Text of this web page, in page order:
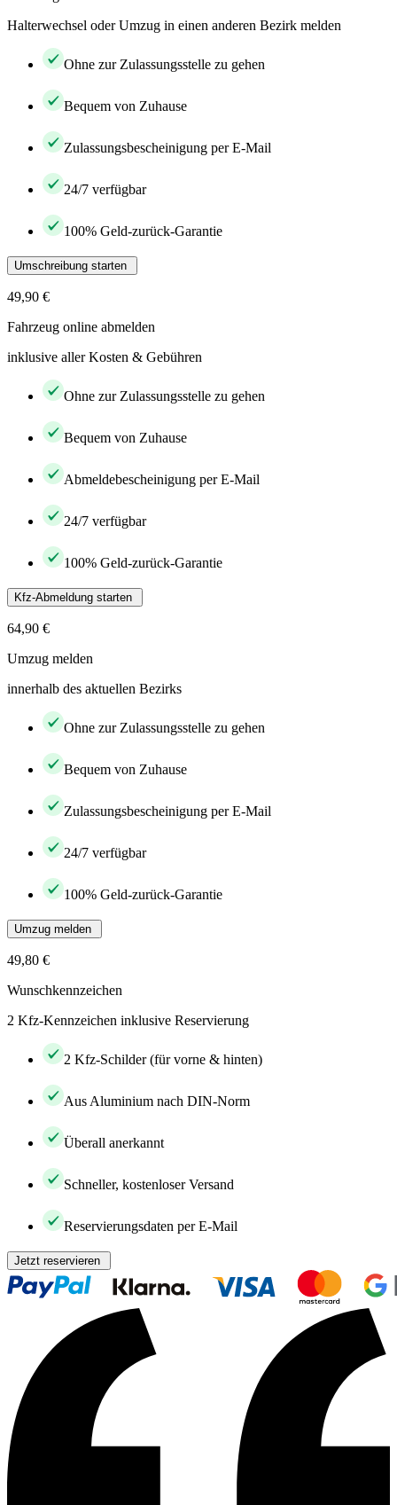
Halterwechsel oder Umzug in einen anderen Bezirk melden
Ohne zur Zulassungsstelle zu gehen
Bequem von Zuhause
Zulassungsbescheinigung per E-Mail
24/7 verfügbar
100% Geld-zurück-Garantie
Umschreibung starten
49,90 €
Fahrzeug online abmelden
inklusive aller Kosten & Gebühren
Ohne zur Zulassungsstelle zu gehen
Bequem von Zuhause
Abmeldebescheinigung per E-Mail
24/7 verfügbar
100% Geld-zurück-Garantie
Kfz-Abmeldung starten
64,90 €
Umzug melden
innerhalb des aktuellen Bezirks
Ohne zur Zulassungsstelle zu gehen
Bequem von Zuhause
Zulassungsbescheinigung per E-Mail
24/7 verfügbar
100% Geld-zurück-Garantie
Umzug melden
49,80 €
Wunschkennzeichen
2 Kfz-Kennzeichen inklusive Reservierung
2 Kfz-Schilder (für vorne & hinten)
Aus Aluminium nach DIN-Norm
Überall anerkannt
Schneller, kostenloser Versand
Reservierungsdaten per E-Mail
Jetzt reservieren